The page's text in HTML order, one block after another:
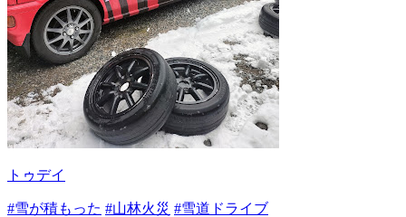
トゥデイ
#雪が積もった #山林火災 #雪道ドライブ